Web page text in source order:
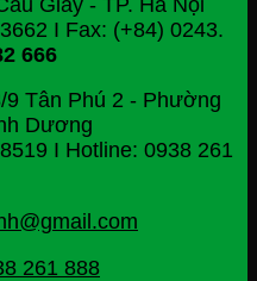
I Fax: (+84) 0243.
666
9 Tân Phú 2 - Phường
Dương
I Hotline: 0938 261
261 888